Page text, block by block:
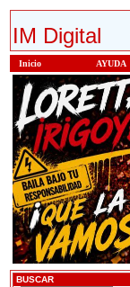
IM Digital
Inicio AYUDA
BUSCAR